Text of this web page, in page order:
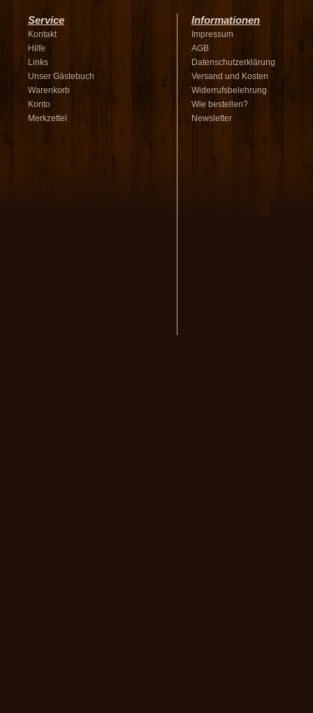
Service
Kontakt
Hilfe
Links
Unser Gästebuch
Warenkorb
Konto
Merkzettel
Informationen
Impressum
AGB
Datenschutzerklärung
Versand und Kosten
Widerrufsbelehrung
Wie bestellen?
Newsletter